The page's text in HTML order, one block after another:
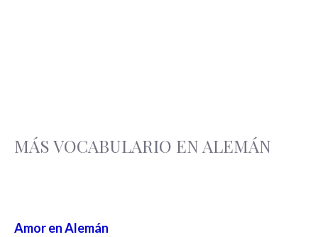
MÁS VOCABULARIO EN ALEMÁN
Amor en Alemán